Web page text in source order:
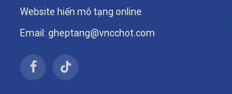
Website hiến mô tạng online
Email: gheptang@vncchot.com
FacebookTikTok